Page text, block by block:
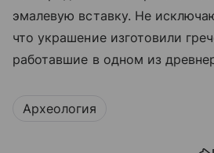
эмалевую вставку. Не
что украшение изготовили
работавшие в одном из
Археология